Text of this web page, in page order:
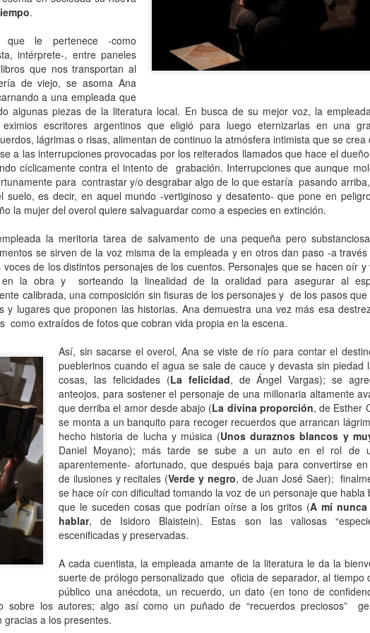
.
le pertenece -como
intérprete-, entre paneles
que nos transportan al
de viejo, se asoma Ana
a una empleada que
algunas piezas de la literatura local. En busca de su mejor voz, la
escritores argentinos que eligió para luego eternizarlas en una
lágrimas o risas, alimentan de continuo la atmósfera intimista que se crea
a las interrupciones provocadas por los reiterados llamados que hace el
cíclicamente contra el intento de grabación. Interrupciones que aunque
para contrastar y/o desgrabar algo de lo que estaría pasando
suelo, es decir, en aquel mundo -vertiginoso y desatento- que pone en
la mujer del overol quiere salvaguardar como a especies en extinción.
la meritoria tarea de salvamento de una pequeña pero
se sirven de la voz misma de la empleada y en otros dan paso -a
de los distintos personajes de los cuentos. Personajes que se hacen oír y
en la obra y sorteando la linealidad de la oralidad para asegurar al
calibrada, una composición sin fisuras de los personajes y de los pasos
y lugares que proponen las historias. Ana demuestra una vez más esa
como extraídos de fotos que cobran vida propia en la escena.
Así, sin sacarse el overol, Ana se viste de río para contar el
pueblerinos cuando el agua se sale de cauce y devasta sin piedad
cosas, las felicidades (La felicidad, de Ángel Vargas); se
anteojos, para sostener el personaje de una millonaria altamente
que derriba el amor desde abajo (La divina proporción, de Esther
se monta a un banquito para recoger recuerdos que arrancan
hecho historia de lucha y música (Unos duraznos blancos y
Daniel Moyano); más tarde se sube a un auto en el rol de
aparentemente- afortunado, que después baja para convertirse
de ilusiones y recitales (Verde y negro, de Juan José Saer);
se hace oír con dificultad tomando la voz de un personaje que habla
que le suceden cosas que podrían oírse a los gritos (A mí nunca
hablar, de Isidoro Blaistein). Estas son las valiosas
escenificadas y preservadas.
A cada cuentista, la empleada amante de la literatura le da la
suerte de prólogo personalizado que oficia de separador, al tiempo
público una anécdota, un recuerdo, un dato (en tono de
sobre los autores; algo así como un puñado de “recuerdos preciosos”
gracias a los presentes.
atadura, que no le temió a la polémica.
JAN
Escribir contra toda
Por Teresa Donato
Cuando estudiaba en la facultad,
preparando el examen de
etnografía -el más difícil de la
carrera-, hubo un día que, entre
fichas, fotocopias, libros, café,
puchos y la Olivetti portátil
celeste, me dije: “Esto es lo que
quiero hacer toda la vida”.
Mientras estaba leyendo y
escribiendo en silencio encerrada
en mi habitación, las horas no
pasaban. Me veo tal cual, como si
estuviera viviéndolo ahora.
JAN
Marta Lubos (16/8/1943-
una mujer en armonía
Hace 10 años, ella fue la "chica
de tapa" de Damiselas: una
denominación que seguramente le
habría dado risa a Marta Lubos,
una artista en absoluto pagada de
sí misma, una persona libre de
toda presunción y más bien
renuente a dar entrevistas. Pero
en esta ocasión,
afortunadamente, se avino a
responder, afable y espontánea,
divertida o apasionada -según el
tema-, siempre yendo al punto,
apareciendo la pianista, la
escultora, la cocinera que brinda
una receta.
“Ser
manos
espalda
es algo
Amadeo
Su
cuando
pozos
la que
cielo de
Damiselas Nº 1, a modo de editorial
Allá por las postrimerías del año 2012 se publicó la primera
edición de Damiselas en apuros, precedida del siguiente introito:
primero que hay que saber es que una damisela no es ni una dama
una damita (dicho esto siguiendo las instrucciones de T.S. Eliot para
diferenciar un gato de un perro).
Gaby Ferrero (1/7/1961- 20/1/2026)
Sus ojos se cerraron -anticipadamente, inesperadamente- y el